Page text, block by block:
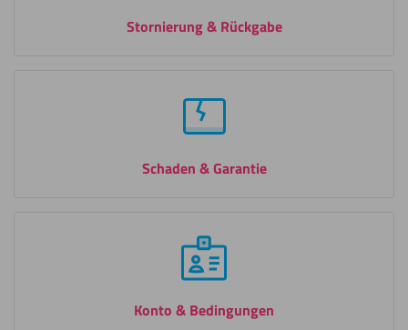
Stornierung & Rückgabe
Schaden & Garantie
Konto & Bedingungen